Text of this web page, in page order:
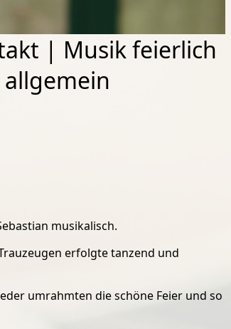
| Musik feierlich
musikalisch.
erfolgte tanzend und
umrahmten die schöne Feier und so